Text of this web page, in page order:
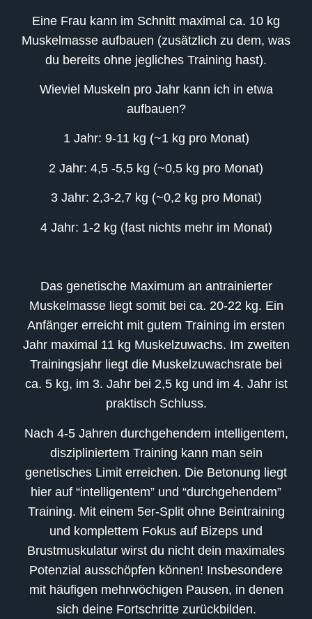
Eine Frau kann im Schnitt maximal ca. 10 kg
Muskelmasse aufbauen (zusätzlich zu dem, was
du bereits ohne jegliches Training hast).
Wieviel Muskeln pro Jahr kann ich in etwa
aufbauen?
1 Jahr: 9-11 kg (~1 kg pro Monat)
2 Jahr: 4,5 -5,5 kg (~0,5 kg pro Monat)
3 Jahr: 2,3-2,7 kg (~0,2 kg pro Monat)
4 Jahr: 1-2 kg (fast nichts mehr im Monat)
Das genetische Maximum an antrainierter
Muskelmasse liegt somit bei ca. 20-22 kg. Ein
Anfänger erreicht mit gutem Training im ersten
Jahr maximal 11 kg Muskelzuwachs. Im zweiten
Trainingsjahr liegt die Muskelzuwachsrate bei
ca. 5 kg, im 3. Jahr bei 2,5 kg und im 4. Jahr ist
praktisch Schluss.
Nach 4-5 Jahren durchgehendem intelligentem,
diszipliniertem Training kann man sein
genetisches Limit erreichen. Die Betonung liegt
hier auf “intelligentem” und “durchgehendem”
Training. Mit einem 5er-Split ohne Beintraining
und komplettem Fokus auf Bizeps und
Brustmuskulatur wirst du nicht dein maximales
Potenzial ausschöpfen können! Insbesondere
mit häufigen mehrwöchigen Pausen, in denen
sich deine Fortschritte zurückbilden.